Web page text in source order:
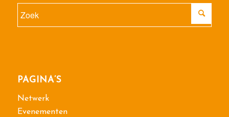
PAGINA’S
Netwerk
Evenementen